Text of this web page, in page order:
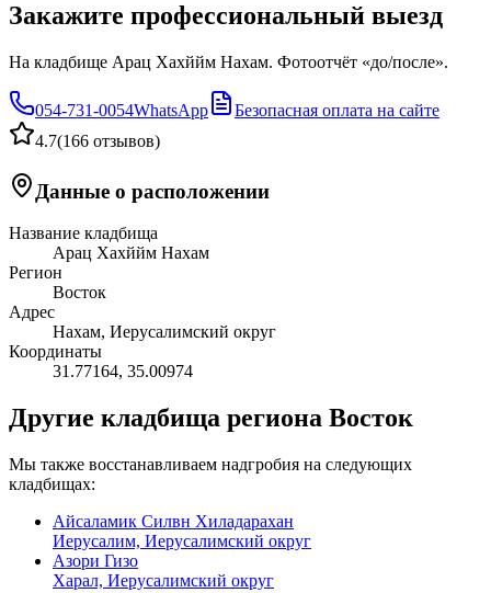
Закажите профессиональный выезд
На кладбище Арац Хахййм Нахам. Фотоотчёт «до/после».
054-731-0054WhatsApp
Безопасная оплата на сайте
4.7(166 отзывов)
Данные о расположении
Название кладбища
Арац Хахййм Нахам
Регион
Восток
Адрес
Нахам, Иерусалимский округ
Координаты
31.77164, 35.00974
Другие кладбища региона Восток
Мы также восстанавливаем надгробия на следующих
кладбищах:
Айсаламик Силвн Хиладарахан
Иерусалим, Иерусалимский округ
Азори Гизо
Харал, Иерусалимский округ